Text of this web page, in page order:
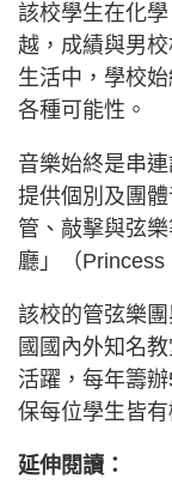
該校學生在化
越，成績與男
生活中，學校
各種可能性。
音樂始終是串
提供個別及團
管、敲擊與弦
廳」（Princess
該校的管弦樂
國國內外知名
活躍，每年籌
保每位學生皆
延伸閱讀：